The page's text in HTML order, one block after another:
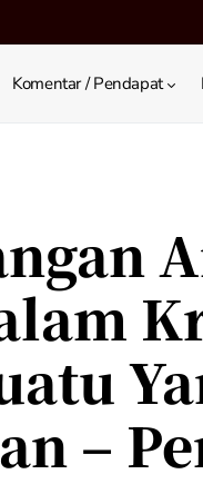
Komentar / Pendapat
–